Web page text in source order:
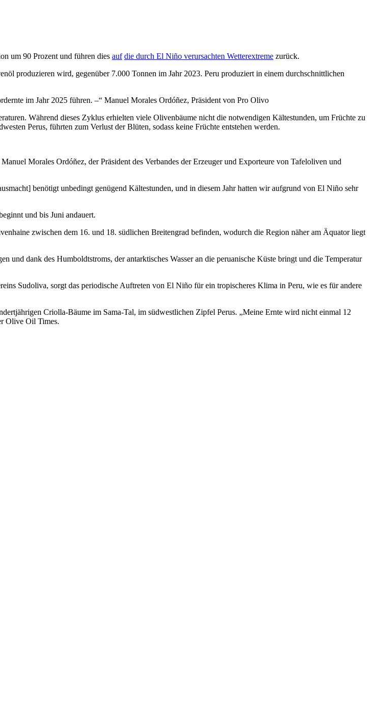
um 90 Prozent und führen dies auf die durch El Niño verursachten Wetterextreme zurück.
produzieren wird, gegenüber 7.000 Tonnen im Jahr 2023. Peru produziert in einem durchschnittlichen
im Jahr 2025 führen. –
Manuel Morales Ordóñez, Präsident von Pro Olivo
Während dieses Zyklus erhielten viele Olivenbäume nicht die notwendigen Kältestunden, um Früchte zu
Perus, führten zum Verlust der Blüten, sodass keine Früchte entstehen werden.
Morales Ordóñez, der Präsident des Verbandes der Erzeuger und Exporteure von Tafeloliven und
benötigt unbedingt genügend Kältestunden, und in diesem Jahr hatten wir aufgrund von El Niño sehr
und bis Juni andauert.
zwischen dem 16. und 18. südlichen Breitengrad befinden, wodurch die Region näher am Äquator liegt
und dank des Humboldtstroms, der antarktisches Wasser an die peruanische Küste bringt und die Temperatur
Sudoliva, sorgt das periodische Auftreten von El Niño für ein tropischeres Klima in Peru, wie es für andere
Criolla-Bäume im Sama-Tal, im südwestlichen Zipfel Perus. „Meine Ernte wird nicht einmal 12
Olive Oil Times.